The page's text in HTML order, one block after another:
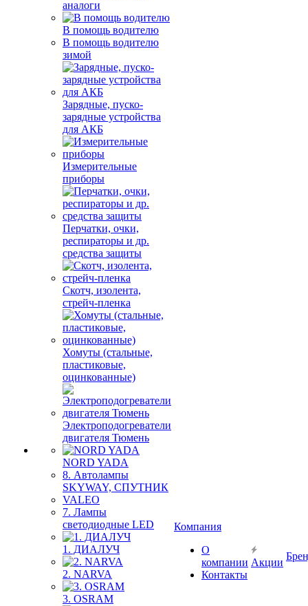
аналоги
В помощь водителю
В помощь водителю
зимой
Зарядные, пуско-
зарядные устройства
для АКБ
Измерительные
приборы
Перчатки, очки,
респираторы и др.
средства защиты
Скотч, изолента,
стрейч-пленка
Хомуты (стальные,
пластиковые,
оцинкованные)
Электроподогреватели
двигателя Тюмень
NORD YADA
8. Автолампы
SKYWAY, СПУТНИК
VALEO
7. Лампы
светодиодные LED
1. ДИАЛУЧ
2. NARVA
3. OSRAM
Компания
О
компании
Контакты
Акции